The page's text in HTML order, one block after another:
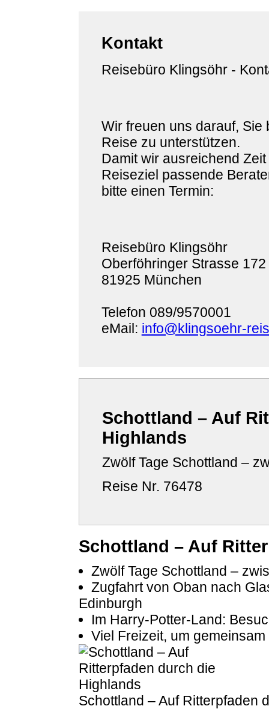
Kontakt
Reisebüro Klingsöhr -
Wir freuen uns darauf,
Reise zu unterstützen.
Damit wir ausreichend
Reiseziel passende
bitte einen Termin:
Reisebüro Klingsöhr
Oberföhringer Strasse 172
81925 München
Telefon 089/9570001
eMail: info@klingsoehr-
Schottland – Auf
Highlands
Zwölf Tage Schottland –
Reise Nr. 76478
Schottland – Auf
Zwölf Tage Schottland –
Zugfahrt von Oban nach
Edinburgh
Im Harry-Potter-Land:
Viel Freizeit, um
Schottland – Auf Ritterpfaden